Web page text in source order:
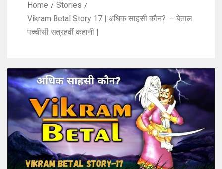
Home
Stories
Vikram Betal Story 17 | अधिक साहसी कौन? – बेताल
पच्चीसी सत्रहवीं कहानी |